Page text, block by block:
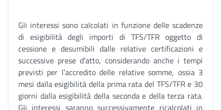
Gli interessi sono calcolati in funzione delle scadenze
di esigibilità degli importi di TFS/TFR oggetto di
cessione e desumibili dalle relative certificazioni e
successive prese d’atto, considerando anche i tempi
previsti per l’accredito delle relative somme, ossia 3
mesi dalla esigibilità della prima rata del TFS/TFR e 30
giorni dalla esigibilità della seconda e della terza rata.
Gli interessi saranno successivamente ricalcolati in